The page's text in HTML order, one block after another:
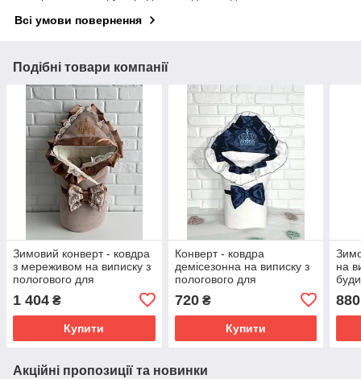
Всі умови повернення
Подібні товари компанії
Зимовий конверт - ковдра
з мереживом на виписку з
пологового для
Чарівність розмір 85х85
см Lari Коричневий
1 404 ₴
Купити
Конверт - ковдра
демісезонна на виписку з
пологового для
Елегантність розмір 85х85
см Lari Синій
720₴
Купити
на
см
880
Акційні пропозиції та новинки